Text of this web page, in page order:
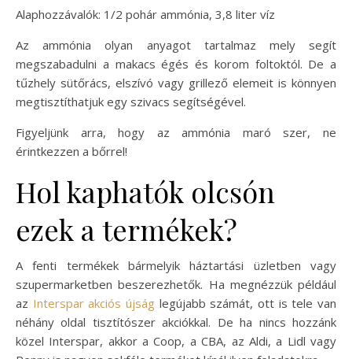
Alaphozzávalók: 1/2 pohár ammónia, 3,8 liter víz
Az ammónia olyan anyagot tartalmaz mely segít
megszabadulni a makacs égés és korom foltoktól. De a
tűzhely sütőrács, elszívó vagy grillező elemeit is könnyen
megtisztíthatjuk egy szivacs segítségével.
Figyeljünk arra, hogy az ammónia maró szer, ne
érintkezzen a bőrrel!
Hol kaphatók olcsón
ezek a termékek?
A fenti termékek bármelyik háztartási üzletben vagy
szupermarketben beszerezhetők. Ha megnézzük például
az Interspar akciós újság legújabb számát, ott is tele van
néhány oldal tisztítószer akciókkal. De ha nincs hozzánk
közel Interspar, akkor a Coop, a CBA, az Aldi, a Lidl vagy